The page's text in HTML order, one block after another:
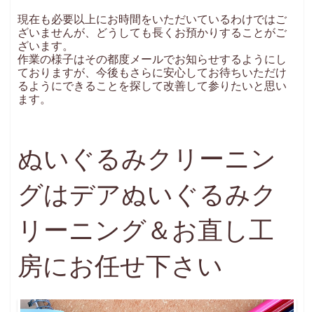
現在も必要以上にお時間をいただいているわけではご
ざいませんが、どうしても長くお預かりすることがご
ざいます。
作業の様子はその都度メールでお知らせするようにし
ておりますが、今後もさらに安心してお待ちいただけ
るようにできることを探して改善して参りたいと思い
ます。
ぬいぐるみクリーニン
グはデアぬいぐるみク
リーニング＆お直し工
房にお任せ下さい